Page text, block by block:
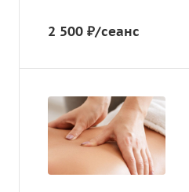
2 500 ₽/сеанс